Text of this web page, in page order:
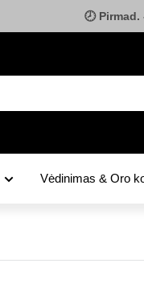
🕗
Vėdinimas & Oro